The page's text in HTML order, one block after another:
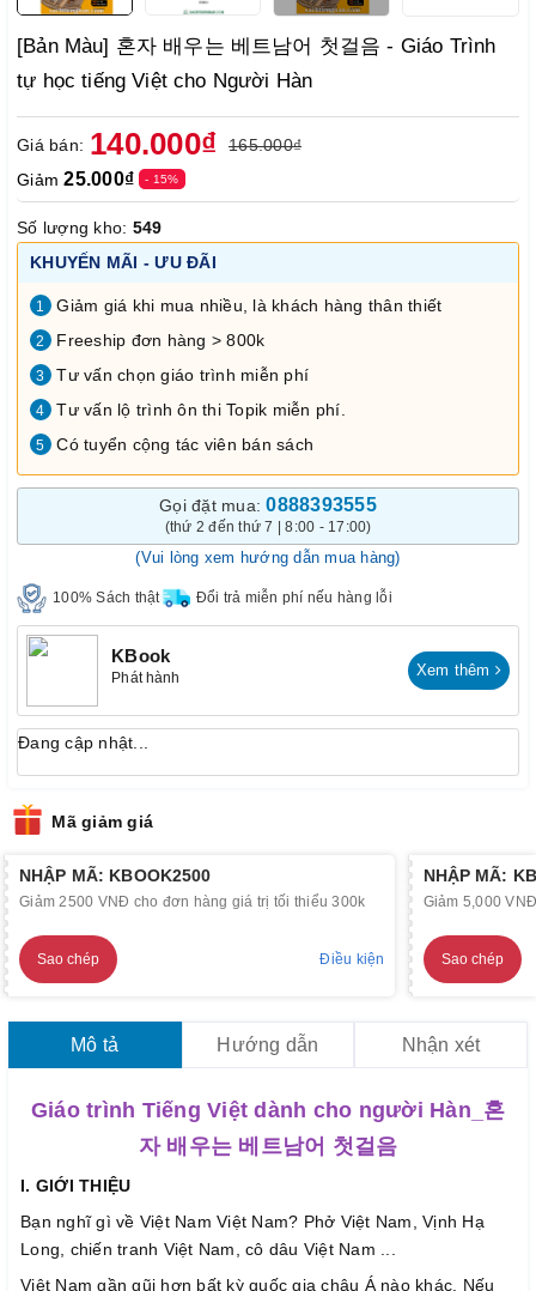
[Bản Màu] 혼자 배우는 베트남어 첫걸음 - Giáo Trình
tự học tiếng Việt cho Người Hàn
Giá bán: 140.000₫
165.000₫
Giảm25.000₫ - 15%
Số lượng kho: 549
KHUYẾN MÃI - ƯU ĐÃI
1 Giảm giá khi mua nhiều, là khách hàng thân thiết
2 Freeship đơn hàng > 800k
3 Tư vấn chọn giáo trình miễn phí
4 Tư vấn lộ trình ôn thi Topik miễn phí.
5 Có tuyển cộng tác viên bán sách
Gọi đặt mua:0888393555
(thứ 2 đến thứ 7 | 8:00 - 17:00)
(Vui lòng xem hướng dẫn mua hàng)
100% Sách thật Đổi trả miễn phí nếu hàng lỗi
KBook
Phát hành Xem thêm
Đang cập nhật...
Mã giảm giá
NHẬP MÃ: KBOOK2500
Giảm 2500 VNĐ cho đơn hàng giá trị tối thiểu 300k
Sao chép Điều kiện
NHẬP MÃ:
Giảm 5,000
Sao chép
Mô tả Hướng dẫn Nhận xét
Giáo trình Tiếng Việt dành cho người Hàn_혼
자 배우는 베트남어 첫걸음
I. GIỚI THIỆU
Bạn nghĩ gì về Việt Nam Việt Nam? Phở Việt Nam, Vịnh Hạ
Long, chiến tranh Việt Nam, cô dâu Việt Nam ...
Việt Nam gần gũi hơn bất kỳ quốc gia châu Á nào khác. Nếu